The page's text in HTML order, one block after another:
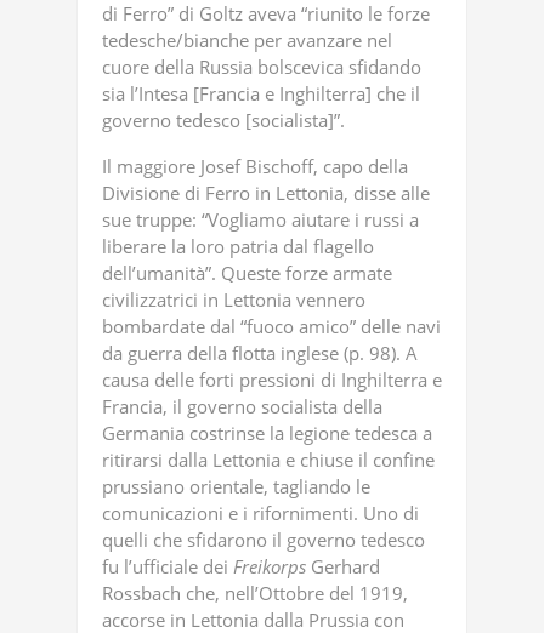
di Ferro” di Goltz aveva “riunito le forze
tedesche/bianche per avanzare nel
cuore della Russia bolscevica sfidando
sia l’Intesa [Francia e Inghilterra] che il
governo tedesco [socialista]”.
Il maggiore Josef Bischoff, capo della
Divisione di Ferro in Lettonia, disse alle
sue truppe: “Vogliamo aiutare i russi a
liberare la loro patria dal flagello
dell’umanità”. Queste forze armate
civilizzatrici in Lettonia vennero
bombardate dal “fuoco amico” delle navi
da guerra della flotta inglese (p. 98). A
causa delle forti pressioni di Inghilterra e
Francia, il governo socialista della
Germania costrinse la legione tedesca a
ritirarsi dalla Lettonia e chiuse il confine
prussiano orientale, tagliando le
comunicazioni e i rifornimenti. Uno di
quelli che sfidarono il governo tedesco
fu l’ufficiale dei Freikorps Gerhard
Rossbach che, nell’Ottobre del 1919,
accorse in Lettonia dalla Prussia con